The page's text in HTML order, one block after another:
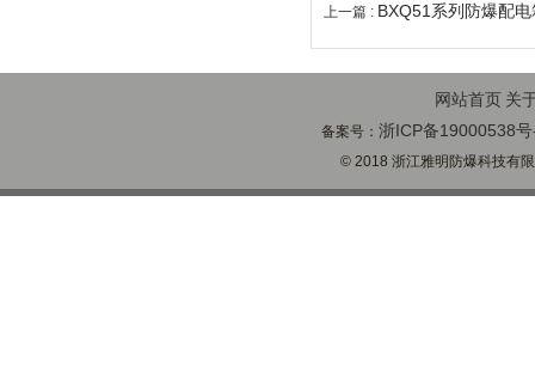
上一篇 : BXQ51系列防爆配
网站首页 关
备案号：浙ICP备19000538
© 2018 浙江雅明防爆科技有